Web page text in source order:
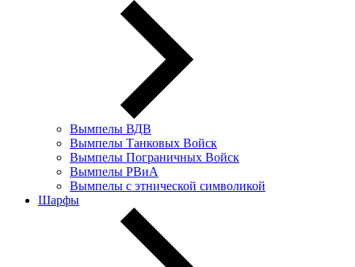
Вымпелы ВДВ
Вымпелы Танковых Войск
Вымпелы Пограничных Войск
Вымпелы РВиА
Вымпелы с этнической символикой
Шарфы